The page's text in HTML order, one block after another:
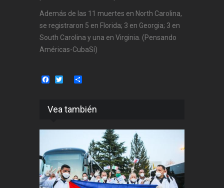
Además de las 11 muertes en North Carolina,
se registraron 5 en Florida; 3 en Georgia; 3 en
South Carolina y una en Virginia. (Pensando
Américas-CubaSí)
Facebook
Twitter
Vea también